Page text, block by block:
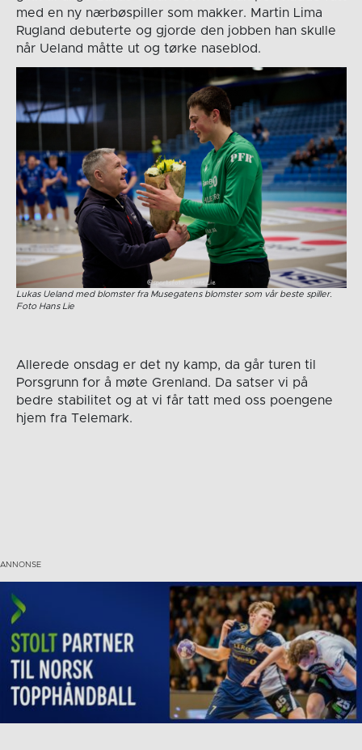
med en ny nærbøspiller som makker. Martin Lima
Rugland debuterte og gjorde den jobben han skulle
når Ueland måtte ut og tørke naseblod.
Lukas Ueland med blomster fra Musegatens blomster som vår beste spiller.
Foto Hans Lie
Allerede onsdag er det ny kamp, da går turen til
Porsgrunn for å møte Grenland. Da satser vi på
bedre stabilitet og at vi får tatt med oss poengene
hjem fra Telemark.